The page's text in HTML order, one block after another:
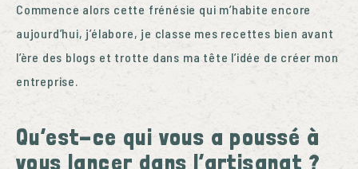
Commence alors cette frénésie qui m’habite encore
aujourd’hui, j’élabore, je classe mes recettes bien avant
l’ère des blogs et trotte dans ma tête l’idée de créer mon
entreprise.
Qu’est-ce qui vous a poussé à
vous lancer dans l’artisanat ?